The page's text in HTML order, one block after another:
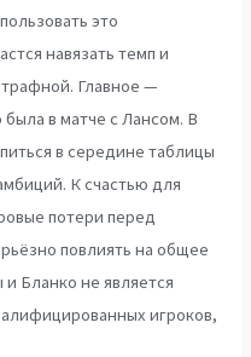
это
навязать темп и
Главное —
в матче с Лансом. В
в середине таблицы
К счастью для
потери перед
повлиять на общее
Бланко не является
игроков,